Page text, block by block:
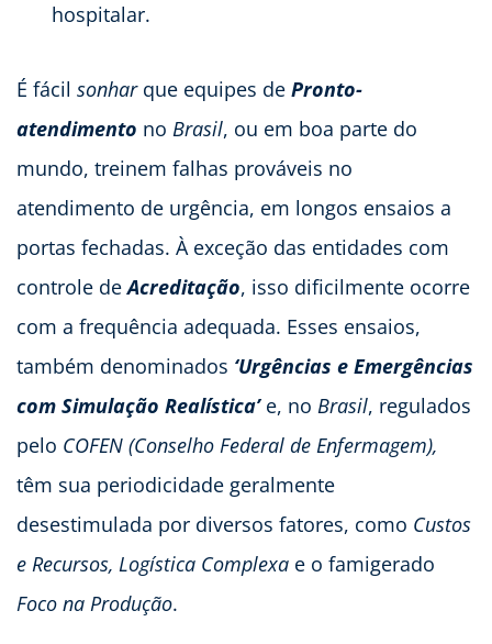
hospitalar.
É fácil sonharque equipes de Pronto-
atendimento no Brasil, ou em boa parte do
mundo, treinem falhas prováveis no
atendimento de urgência, em longos ensaios a
portas fechadas. À exceção das entidades com
controle deAcreditação, isso dificilmente ocorre
com a frequência adequada. Esses ensaios,
também denominados ‘Urgências e Emergências
com Simulação Realística’ e, no Brasil, regulados
pelo COFEN (Conselho Federal de Enfermagem),
têm sua periodicidade geralmente
desestimulada por diversos fatores, como Custos
e Recursos, Logística Complexa e o famigerado
Foco na Produção.